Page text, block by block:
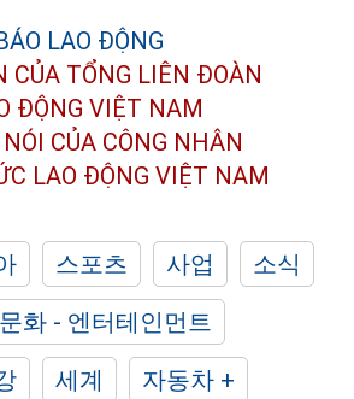
CỦA TỔNG LIÊN ĐOÀN
ĐỘNG VIỆT NAM
CỦA CÔNG NHÂN
LAO ĐỘNG VIỆT NAM
스포츠 사업
소식
문화 - 엔터테인먼트
세계
자동차 +